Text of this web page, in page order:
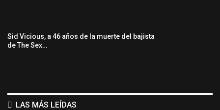
Sid Vicious, a 46 años de la muerte del bajista
de The Sex…
LAS MÁS LEÍDAS